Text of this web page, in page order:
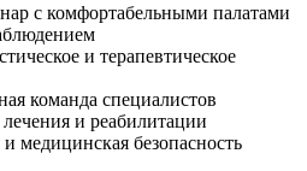
с комфортабельными палатами
и терапевтическое
команда специалистов
и реабилитации
медицинская безопасность